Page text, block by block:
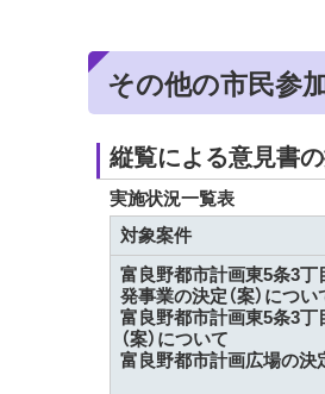
その他の市民参
縦覧による意見書
実施状況一覧表
対象案件
富良野都市計画東5条3丁
発事業の決定（案）につい
富良野都市計画東5条3
（案）について
富良野都市計画広場の決